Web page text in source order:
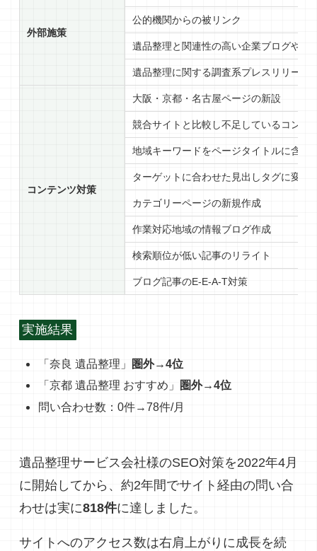
外部施策
公的機関からの被リンク
遺品整理と関連性の高い企業ブログやま
遺品整理に関する調査系プレスリリース
コンテンツ対策
大阪・京都・名古屋ページの新設
競合サイトと比較し不足しているコンテ
地域キーワードをページタイトルに含め
ターゲットに合わせた見出しタグに変更
カテゴリーページの新規作成
作業対応地域の情報ブログ作成
検索順位が低い記事のリライト
ブログ記事のE-E-A-T対策
実施結果
「奈良 遺品整理」
圏外→4位
「京都 遺品整理 おすすめ」
圏外→4位
問い合わせ数：0件→78件/月
遺品整理サービス会社様のSEO対策を2022年4月
に開始してから、約2年間でサイト経由の問い合
わせは実に818件に達しました。
サイトへのアクセス数は右肩上がりに成長を続